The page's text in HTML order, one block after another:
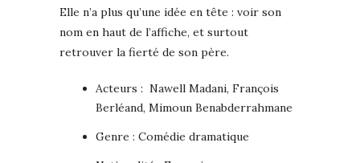
Elle n’a plus qu’une idée en tête : voir son
nom en haut de l’affiche, et surtout
retrouver la fierté de son père.
Acteurs : Nawell Madani, François
Berléand, Mimoun Benabderrahmane
Genre : Comédie dramatique